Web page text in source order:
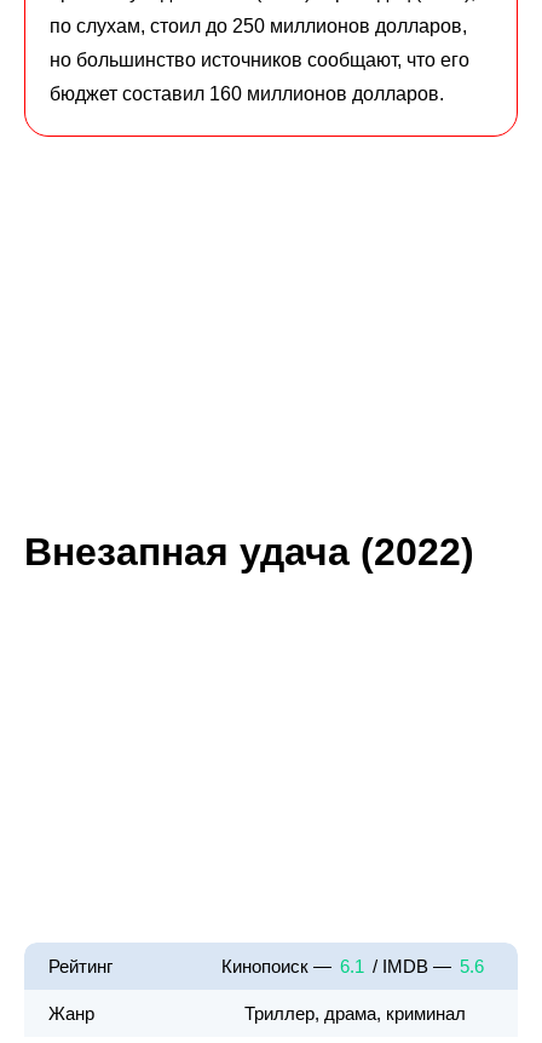
по слухам, стоил до 250 миллионов долларов,
но большинство источников сообщают, что его
бюджет составил 160 миллионов долларов.
Внезапная удача (2022)
Рейтинг Кинопоиск — 6.1 / IMDB — 5.6
Жанр Триллер, драма, криминал